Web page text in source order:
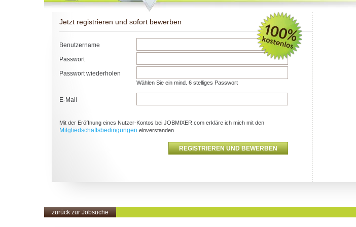
Jetzt registrieren und sofort bewerben
Benutzername
Passwort
Passwort wiederholen
Wählen Sie ein mind. 6 stelliges Passwort
E-Mail
Mit der Eröffnung eines Nutzer-Kontos bei JOBMIXER.com erkläre ich mich mit den
Mitgliedschaftsbedingungen einverstanden.
zurück zur Jobsuche